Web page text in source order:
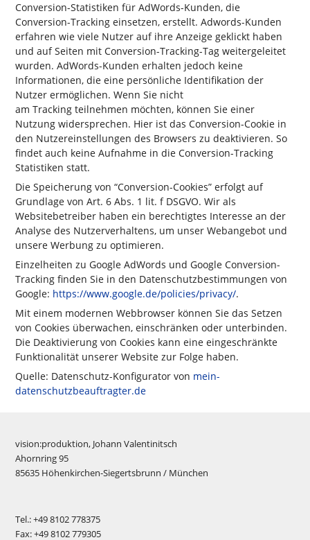
Conversion-Statistiken für AdWords-Kunden, die
Conversion-Tracking einsetzen, erstellt. Adwords-Kunden
erfahren wie viele Nutzer auf ihre Anzeige geklickt haben
und auf Seiten mit Conversion-Tracking-Tag weitergeleitet
wurden. AdWords-Kunden erhalten jedoch keine
Informationen, die eine persönliche Identifikation der
Nutzer ermöglichen. Wenn Sie nicht
am Tracking teilnehmen möchten, können Sie einer
Nutzung widersprechen. Hier ist das Conversion-Cookie in
den Nutzereinstellungen des Browsers zu deaktivieren. So
findet auch keine Aufnahme in die Conversion-Tracking
Statistiken statt.
Die Speicherung von “Conversion-Cookies” erfolgt auf
Grundlage von Art. 6 Abs. 1 lit. f DSGVO. Wir als
Websitebetreiber haben ein berechtigtes Interesse an der
Analyse des Nutzerverhaltens, um unser Webangebot und
unsere Werbung zu optimieren.
Einzelheiten zu Google AdWords und Google Conversion-
Tracking finden Sie in den Datenschutzbestimmungen von
Google: https://www.google.de/policies/privacy/.
Mit einem modernen Webbrowser können Sie das Setzen
von Cookies überwachen, einschränken oder unterbinden.
Die Deaktivierung von Cookies kann eine eingeschränkte
Funktionalität unserer Website zur Folge haben.
Quelle: Datenschutz-Konfigurator von mein-
datenschutzbeauftragter.de
vision:produktion, Johann Valentinitsch
Ahornring 95
85635 Höhenkirchen-Siegertsbrunn / München
Tel.: +49 8102 778375
Fax: +49 8102 779305